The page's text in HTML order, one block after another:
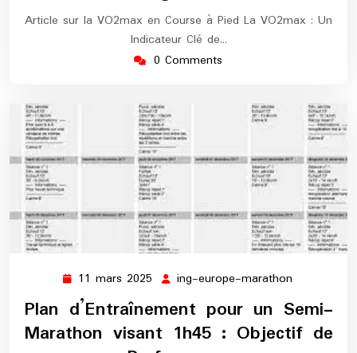
Article sur la VO2max en Course à Pied La VO2max : Un
Indicateur Clé de…
0 Comments
11 mars 2025 11
2025
ing-europe-marathon
europe-
marathon
Plan d’Entraînement pour un Semi-
Marathon visant 1h45 : Objectif de